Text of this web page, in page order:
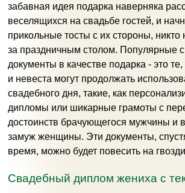
забавная идея подарка наверняка
веселящихся на свадьбе гостей, и
прикольные тосты с их стороны, никто
за праздничным столом. Популярные
документы в качестве подарка - это
и невеста могут продолжать
свадебного дня, такие, как
дипломы или шикарные грамоты с
достоинств брачующегося мужчины и
замуж женщины. Эти документы,
время, можно будет повесить на
Свадебный диплом жениха с